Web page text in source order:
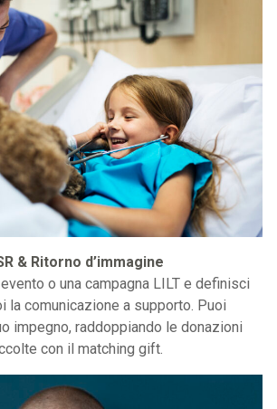
& Ritorno d’immagine
o una campagna LILT e definisci
la comunicazione a supporto. Puoi
impegno, raddoppiando le donazioni
con il matching gift.